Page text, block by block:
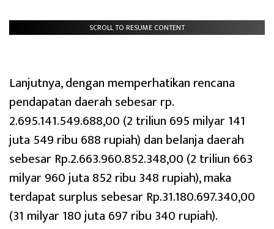
SCROLL TO RESUME CONTENT
Lanjutnya, dengan memperhatikan rencana
pendapatan daerah sebesar rp.
2.695.141.549.688,00 (2 triliun 695 milyar 141
juta 549 ribu 688 rupiah) dan belanja daerah
sebesar Rp.2.663.960.852.348,00 (2 triliun 663
milyar 960 juta 852 ribu 348 rupiah), maka
terdapat surplus sebesar Rp.31.180.697.340,00
(31 milyar 180 juta 697 ribu 340 rupiah).